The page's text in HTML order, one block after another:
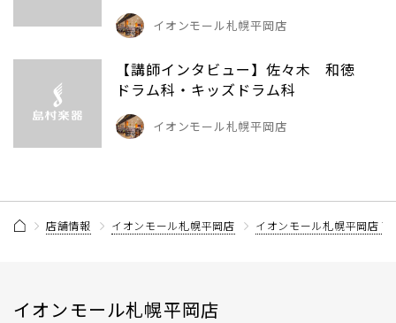
イオンモール札幌平岡店
【講師インタビュー】佐々木 和徳
ドラム科・キッズドラム科
イオンモール札幌平岡店
店舗情報 イオンモール札幌平岡店 イオンモール札幌平岡店
イオンモール札幌平岡店